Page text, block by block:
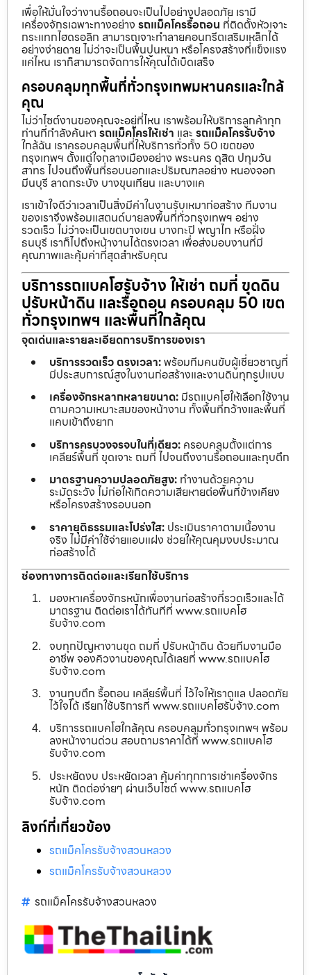
เพื่อให้มั่นใจว่างานรื้อถอนจะเป็นไปอย่างปลอดภัย เรามี
เครื่องจักรเฉพาะทางอย่าง รถแม็คโครรื้อถอน ที่ติดตั้งหัวเจาะ
กระแทกไฮดรอลิก สามารถเจาะทำลายคอนกรีตเสริมเหล็กได้
อย่างง่ายดาย ไม่ว่าจะเป็นพื้นปูนหนา หรือโครงสร้างที่แข็งแรง
แค่ไหน เราก็สามารถจัดการให้คุณได้เบ็ดเสร็จ
ครอบคลุมทุกพื้นที่ทั่วกรุงเทพมหานครและใกล้
คุณ
ไม่ว่าไซต์งานของคุณจะอยู่ที่ไหน เราพร้อมให้บริการลูกค้าทุก
ท่านที่กำลังค้นหา รถแม็คโครให้เช่า และ รถแม็คโครรับจ้าง
ใกล้ฉัน เราครอบคลุมพื้นที่ให้บริการทั่วทั้ง 50 เขตของ
กรุงเทพฯ ตั้งแต่ใจกลางเมืองอย่าง พระนคร ดุสิต ปทุมวัน
สาทร ไปจนถึงพื้นที่รอบนอกและปริมณฑลอย่าง หนองจอก
มีนบุรี ลาดกระบัง บางขุนเทียน และบางแค
เราเข้าใจดีว่าเวลาเป็นสิ่งมีค่าในงานรับเหมาก่อสร้าง ทีมงาน
ของเราจึงพร้อมแสตนด์บายลงพื้นที่ทั่วกรุงเทพฯ อย่าง
รวดเร็ว ไม่ว่าจะเป็นเขตบางเขน บางกะปิ พญาไท หรือฝั่ง
ธนบุรี เราก็ไปถึงหน้างานได้ตรงเวลา เพื่อส่งมอบงานที่มี
คุณภาพและคุ้มค่าที่สุดสำหรับคุณ
บริการรถแบคโฮรับจ้าง ให้เช่า ถมที่ ขุดดิน
ปรับหน้าดิน และรื้อถอน ครอบคลุม 50 เขต
ทั่วกรุงเทพฯ และพื้นที่ใกล้คุณ
จุดเด่นและรายละเอียดการบริการของเรา
บริการรวดเร็ว ตรงเวลา:พร้อมทีมคนขับผู้เชี่ยวชาญที่
มีประสบการณ์สูงในงานก่อสร้างและงานดินทุกรูปแบบ
เครื่องจักรหลากหลายขนาด: มีรถแบคโฮให้เลือกใช้งาน
ตามความเหมาะสมของหน้างาน ทั้งพื้นที่กว้างและพื้นที่
แคบเข้าถึงยาก
บริการครบวงจรจบในที่เดียว: ครอบคลุมตั้งแต่การ
เคลียร์พื้นที่ ขุดเจาะ ถมที่ ไปจนถึงงานรื้อถอนและทุบตึก
มาตรฐานความปลอดภัยสูง: ทำงานด้วยความ
ระมัดระวัง ไม่ก่อให้เกิดความเสียหายต่อพื้นที่ข้างเคียง
หรือโครงสร้างรอบนอก
ราคายุติธรรมและโปร่งใส: ประเมินราคาตามเนื้องาน
จริง ไม่มีค่าใช้จ่ายแอบแฝง ช่วยให้คุณคุมงบประมาณ
ก่อสร้างได้
ช่องทางการติดต่อและเรียกใช้บริการ
มองหาเครื่องจักรหนักเพื่องานก่อสร้างที่รวดเร็วและได้
มาตรฐาน ติดต่อเราได้ทันทีที่ www.รถแบคโฮ
รับจ้าง.com
จบทุกปัญหางานขุด ถมที่ ปรับหน้าดิน ด้วยทีมงานมือ
อาชีพ จองคิวงานของคุณได้เลยที่ www.รถแบคโฮ
รับจ้าง.com
งานทุบตึก รื้อถอน เคลียร์พื้นที่ ไว้ใจให้เราดูแล ปลอดภัย
ไว้ใจได้ เรียกใช้บริการที่ www.รถแบคโฮรับจ้าง.com
บริการรถแบคโฮใกล้คุณ ครอบคลุมทั่วกรุงเทพฯ พร้อม
ลงหน้างานด่วน สอบถามราคาได้ที่ www.รถแบคโฮ
รับจ้าง.com
ประหยัดงบ ประหยัดเวลา คุ้มค่าทุกการเช่าเครื่องจักร
หนัก ติดต่อง่ายๆ ผ่านเว็บไซต์ www.รถแบคโฮ
รับจ้าง.com
ลิงก์ที่เกี่ยวข้อง
รถแม็คโครรับจ้างสวนหลวง
รถแม็คโครรับจ้างสวนหลวง
รถแม็คโครรับจ้างสวนหลวง